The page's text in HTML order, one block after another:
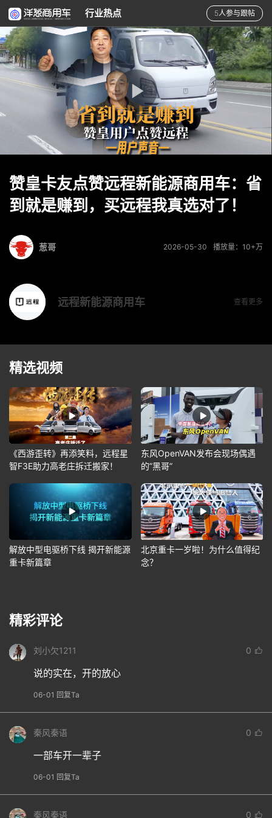
行业热点 5人参与跟帖
赞皇卡友点赞远程新能源商用车：省
到就是赚到，买远程我真选对了！
播放量：10+万
2026-05-30
葱哥
远程新能源商用车 查看更多
精选视频
《西游歪转》再添笑料，远程星
智F3E助力高老庄拆迁搬家！
东风OpenVAN发布会现场偶遇
的”黑哥”
解放中型电驱桥下线 揭开新能源
重卡新篇章
北京重卡一岁啦！为什么值得纪
念？
精彩评论
刘小欠1211 0
说的实在，开的放心
06-01 回复Ta
秦风秦语 0
一部车开一辈子
06-01 回复Ta
秦风秦语 0